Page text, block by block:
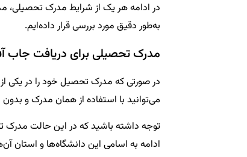
در ادامه هر یک از شرایط مدرک تحصیلی،
به‌طور دقیق مورد بررسی قرار داده‌ایم.
مدرک تحصیلی برای دریافت جاب آفر
در صورتی که مدرک تحصیل خود را در یکی
می‌توانید با استفاده از همان مدرک و
توجه داشته باشید که در این حالت مدرک
ادامه به اسامی این دانشگاه‌ها و استان